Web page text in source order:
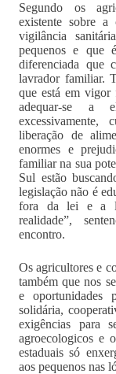
Segundo os
existente sobre a
vigilância
pequenos e que
diferenciada que
lavrador familiar.
que está em vigor
adequar-se a
liberação de
enormes e
familiar na sua
Sul estão
legislação não é
fora da lei e a
realidade”,
encontro.
Os agricultores e
também que nos
e oportunidades
solidária,
exigências para
agroecologicos e
estaduais só
aos pequenos nas